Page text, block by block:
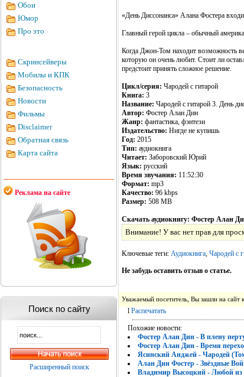
Обои
Юмор
Про это
Скринсейверы
Мобилы и КПК
Безопасность
Новости
Фильмы
Disclaimer
Обратная связь
Карта сайта
Реклама на сайте
Поиск по сайту
Расширенный поиск
«День Диссонанса» Алана Фостера
Главный герой цикла – обычный
Когда Джон-Том находит возможность
которую он очень любит. Стоит ли
предстоит принять сложное решение.
Цикл/серия: Чародей с гитарой
Книга: 3
Название: Чародей с гитарой 3. День
Автор: Фостер Алан Дин
Жанр: фантастика, фэнтези
Издательство: Нигде не купишь
Год: 2015
Тип: аудиокнига
Читает: Заборовский Юрий
Язык: русский
Время звучания: 11:52:30
Формат: mp3
Качество: 96 kbps
Размер: 508 MB
Скачать аудиокнигу: Фостер Алан
Внимание! У вас нет прав для
Ключевые теги: Аудиокнига, Чародей с
Не забудь оставить отзыв о статье.
Уважаемый посетитель, Вы зашли на сайт
l Распечатать
Похожие новости:
Фостер Алан Дин - В плену
Фостер Алан Дин - Время
Ясинский Анджей - Чародей
Алан Дин Фостер - Звёздные
Владимир Высоцкий - Любой из